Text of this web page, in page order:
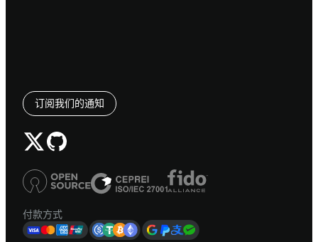
订阅我们的通知
付款方式